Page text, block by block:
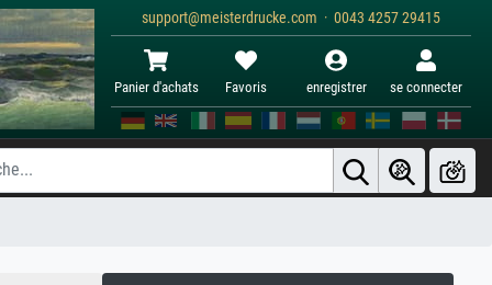
support@meisterdrucke.com · 0043 4257 29415
Panier d'achats Favoris enregistrer se connecter